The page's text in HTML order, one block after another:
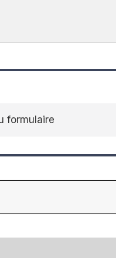
formulaire